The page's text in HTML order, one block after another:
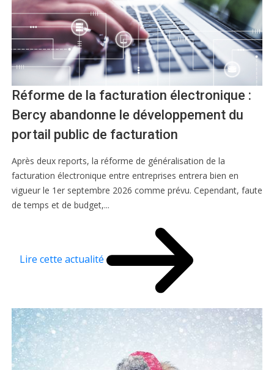
Réforme de la facturation électronique :
Bercy abandonne le développement du
portail public de facturation
Après deux reports, la réforme de généralisation de la
facturation électronique entre entreprises entrera bien en
vigueur le 1er septembre 2026 comme prévu. Cependant, faute
de temps et de budget,...
Lire cette actualité